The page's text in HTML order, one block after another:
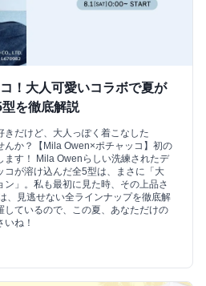
！大人可愛いコラボで夏が
を徹底解説
きだけど、大人っぽく着こなした
か？【Mila Owen×ポチャッコ】初の
ます！ Mila Owenらしい洗練されたデ
コが溶け込んだ全5型は、まさに「大
ン」。私も最初に見た時、その上品さ
、見逃せない全ラインナップを徹底解
しているので、この夏、あなただけの
ね！